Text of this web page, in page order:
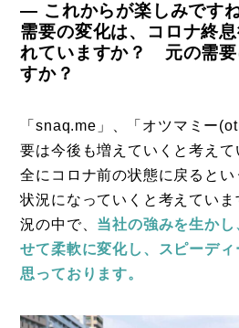
― これからが楽しみです
需要の変化は、コロナ終
れていますか？ 元の需要
すか？
「snaq.me」、「オツマミー
要は今後も増えていくと考え
全にコロナ前の状態に戻ると
状況になっていくと考えてい
況の中で、 当社の強みを生か
せて柔軟に変化し、スピーデ
思っております。